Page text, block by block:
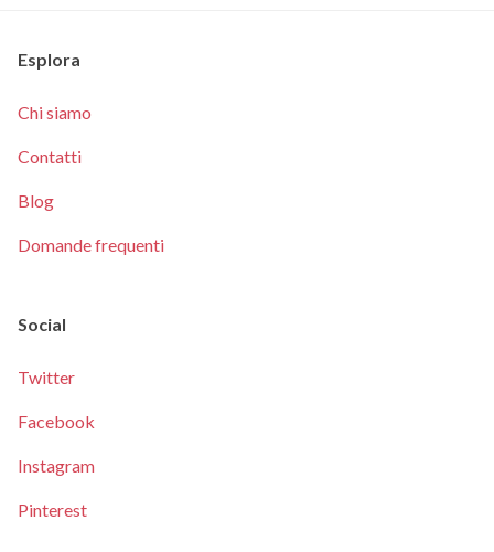
Esplora
Chi siamo
Contatti
Blog
Domande frequenti
Social
Twitter
Facebook
Instagram
Pinterest